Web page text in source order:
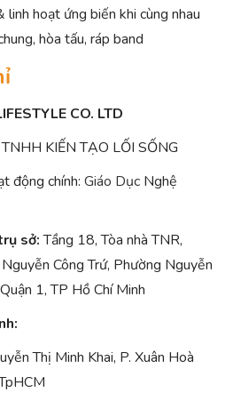
linh hoạt ứng biến khi cùng nhau
hòa tấu, ráp band
CO. LTD
KIẾN TẠO LỐI SỐNG
động chính: Giáo Dục Nghệ
sở:Tầng 18, Tòa nhà TNR,
Công Trứ, Phường Nguyễn
1, TP Hồ Chí Minh
Thị Minh Khai, P. Xuân Hoà